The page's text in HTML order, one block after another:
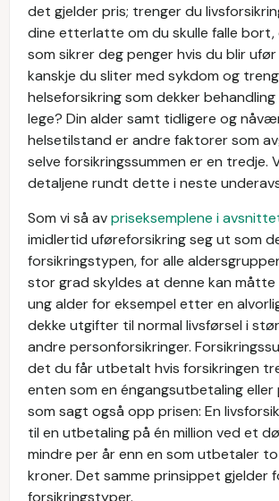
det gjelder pris; trenger du
dine etterlatte om du skulle falle bort,
som sikrer deg penger hvis du blir ufør
kanskje du sliter med sykdom og
helseforsikring som dekker
lege? Din alder samt tidligere og
helsetilstand er andre faktorer som
selve forsikringssummen er en tredje.
detaljene rundt dette i neste
Som vi så avpriseksemplene i
imidlertid uføreforsikring seg ut som
forsikringstypen, for alle
stor grad skyldes at denne kan
ung alder for eksempel etter en
dekke utgifter til normal livsførsel i
andre personforsikringer.
det du får utbetalt hvis forsikringen
enten som en éngangsutbetaling
som sagt også opp prisen: En
til en utbetaling på én million ved et
mindre per år enn en som utbetaler
kroner. Det samme prinsippet gjelder
forsikringstyper.